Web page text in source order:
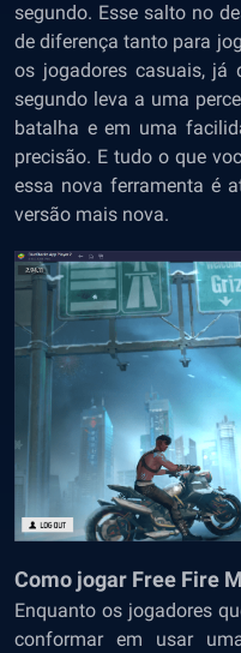
segundo. Esse salto no
de diferença tanto para
os jogadores casuais, já
segundo leva a uma
batalha e em uma
precisão. E tudo o que
essa nova ferramenta é
versão mais nova.
Como jogar Free Fire
Enquanto os jogadores
conformar em usar